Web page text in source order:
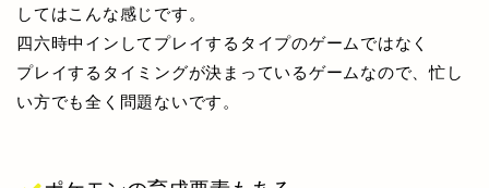
してはこんな感じです。
四六時中インしてプレイするタイプのゲームではなく
プレイするタイミングが決まっているゲームなので、忙し
い方でも全く問題ないです。